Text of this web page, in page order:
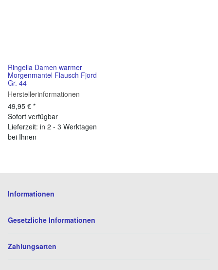
Ringella Damen warmer
Morgenmantel Flausch Fjord
Gr. 44
Herstellerinformationen
49,95 € *
Sofort verfügbar
Lieferzeit: in 2 - 3 Werktagen
bei Ihnen
Informationen
Gesetzliche Informationen
Zahlungsarten